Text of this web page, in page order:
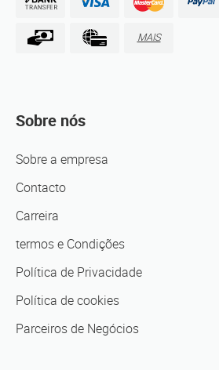
MAIS
Sobre nós
Sobre a empresa
Contacto
Carreira
termos e Condições
Política de Privacidade
Política de cookies
Parceiros de Negócios